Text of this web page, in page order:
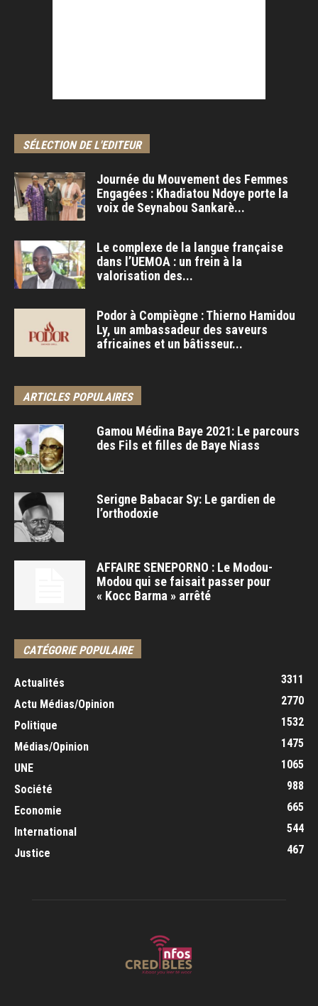
SÉLECTION DE L'EDITEUR
Journée du Mouvement des Femmes
Engagées : Khadiatou Ndoye porte la
voix de Seynabou Sankarè...
Le complexe de la langue française
dans l’UEMOA : un frein à la
valorisation des...
Podor à Compiègne : Thierno Hamidou
Ly, un ambassadeur des saveurs
africaines et un bâtisseur...
ARTICLES POPULAIRES
Gamou Médina Baye 2021: Le parcours
des Fils et filles de Baye Niass
Serigne Babacar Sy: Le gardien de
l’orthodoxie
AFFAIRE SENEPORNO : Le Modou-
Modou qui se faisait passer pour
« Kocc Barma » arrêté
CATÉGORIE POPULAIRE
Actualités
3311
Actu Médias/Opinion
2770
Politique
1532
Médias/Opinion
1475
UNE
1065
Société
988
Economie
665
International
544
Justice
467